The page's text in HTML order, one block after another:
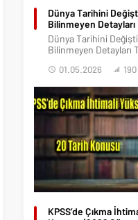
Dünya Tarihini
Bilinmeyen Detayları
Dünya Tarihini
Bilinmeyen Detayları
01.05.2026 190
KPSS’de Çıkma